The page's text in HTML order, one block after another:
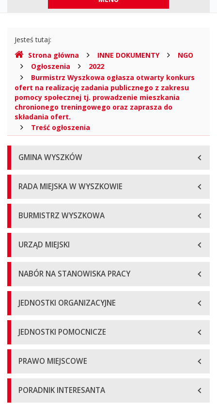
Gdzie
jesteśmy
Jesteś tutaj:
Strona główna
INNE DOKUMENTY
NGO
Ogłoszenia
2022
Burmistrz Wyszkowa ogłasza otwarty konkurs
ofert na realizację zadania publicznego z zakresu
pomocy społecznej tj. prowadzenie mieszkania
chronionego treningowego oraz zaprasza do
składania ofert.
Treść ogłoszenia
Menu
główne
GMINA WYSZKÓW
RADA MIEJSKA W WYSZKOWIE
BURMISTRZ WYSZKOWA
URZĄD MIEJSKI
NABÓR NA STANOWISKA PRACY
JEDNOSTKI ORGANIZACYJNE
JEDNOSTKI POMOCNICZE
PRAWO MIEJSCOWE
PORADNIK INTERESANTA